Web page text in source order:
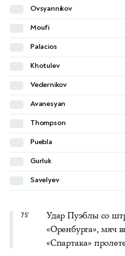
Ovsyannikov
Moufi
Palacios
Khotulev
Vedernikov
Avanesyan
Thompson
Puebla
Gurluk
Savelyev
Maksimenko
Denisov
Wooh
Djiku
Zobnin
Umyarov
Litvinov
Fernandes
Barco
Garcia
75'
Удар Пуэблы со
«Оренбурга», мяч
«Спартака»